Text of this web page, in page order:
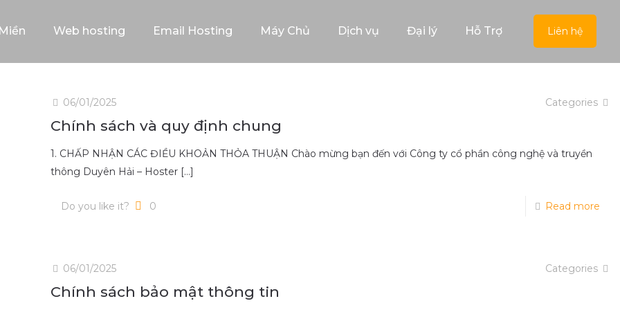
Web hosting Email Hosting Máy Chủ Dịch vụ Đại lý Hỗ Trợ Liên hệ
06/01/2025 Categories
Chính sách và quy định chung
1. CHẤP NHẬN CÁC ĐIỀU KHOẢN THỎA THUẬN Chào mừng bạn đến với Công ty cổ phần công nghệ và truyền
thông Duyên Hải – Hoster[…]
Do you like it? 0 Read more
06/01/2025 Categories
Chính sách bảo mật thông tin